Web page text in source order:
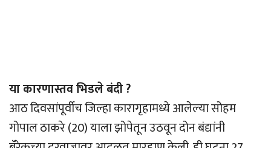
या कारणास्तव भिडले बंदी ?
आठ दिवसांपूर्वीच जिल्हा कारागृहामध्ये आलेल्या सोहम
गोपाल ठाकरे (20) याला झोपेतून उठवून दोन बंद्यांनी